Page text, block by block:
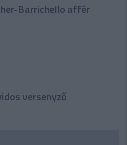
Barrichello affér
versenyző